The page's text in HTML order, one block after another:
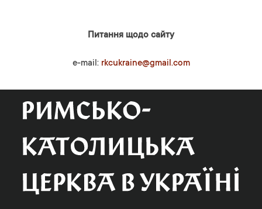
Питання щодо сайту
e-mail: rkcukraine@gmail.com